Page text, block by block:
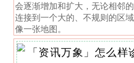
会逐渐增加和扩大，无论相邻
连接到一个大的、不规则的区
像一张地图。